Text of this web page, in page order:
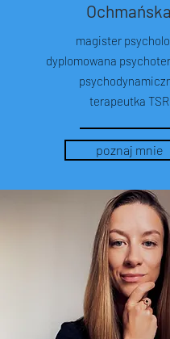
Ochmańska
magister
dyplomowana
terapeutka TSR
poznaj mnie